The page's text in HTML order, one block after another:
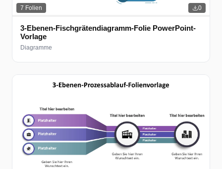
7 Folien 0
3-Ebenen-Fischgrätendiagramm-Folie PowerPoint-
Vorlage
Diagramme